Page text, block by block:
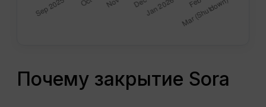
Почему закрытие Sora